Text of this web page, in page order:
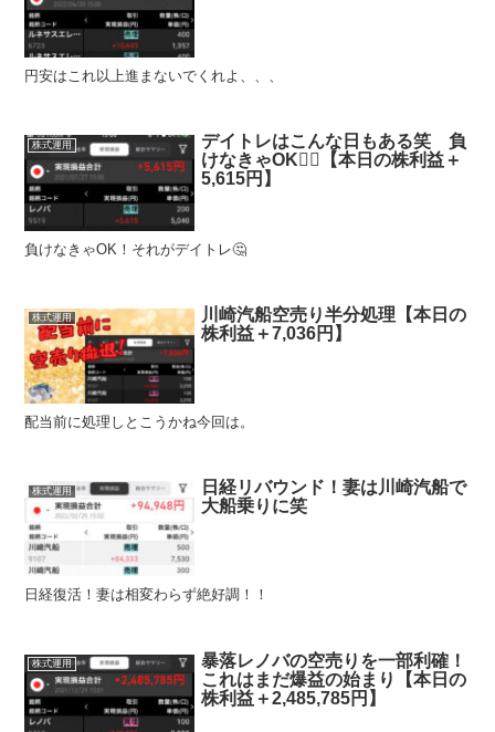
円安はこれ以上進まないでくれよ、、、
株式運用
デイトレはこんな日もある笑 負
けなきゃOK🙆‍♂️【本日の株利益＋
5,615円】
負けなきゃOK！それがデイトレ🤔
株式運用
川崎汽船空売り半分処理【本日の
株利益＋7,036円】
配当前に処理しとこうかね今回は。
株式運用
日経リバウンド！妻は川崎汽船で
大船乗りに笑
日経復活！妻は相変わらず絶好調！！
株式運用
暴落レノバの空売りを一部利確！
これはまだ爆益の始まり【本日の
株利益＋2,485,785円】